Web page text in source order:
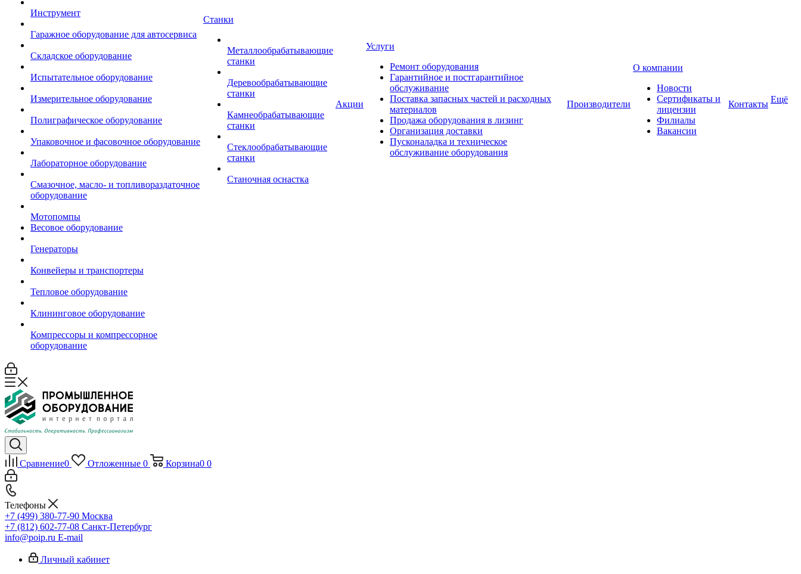
Инструмент
Гаражное оборудование для автосервиса
Складское оборудование
Испытательное оборудование
Измерительное оборудование
Полиграфическое оборудование
Упаковочное и фасовочное оборудование
Лабораторное оборудование
Смазочное, масло- и топливораздаточное
оборудование
Мотопомпы
Весовое оборудование
Генераторы
Конвейеры и транспортеры
Тепловое оборудование
Клининговое оборудование
Компрессоры и компрессорное
оборудование
Станки
Металлообрабатывающие
станки
Деревообрабатывающие
станки
Камнеобрабатывающие
станки
Стеклообрабатывающие
станки
Станочная оснастка
Акции
Услуги
Ремонт оборудования
Гарантийное и постгарантийное
обслуживание
Поставка запасных частей и расходных
материалов
Продажа оборудования в лизинг
Организация доставки
Пусконаладка и техническое
обслуживание оборудования
Производители
О компании
Новости
Сертификаты и
лицензии
Филиалы
Вакансии
Контакты Ещё
Сравнение0 Отложенные 0 Корзина0 0
Телефоны
+7 (499) 380-77-90 Москва
+7 (812) 602-77-08 Санкт-Петербург
info@poip.ru E-mail
Личный кабинет